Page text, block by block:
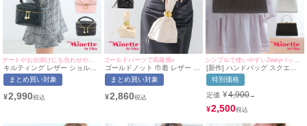
特に、リッチ感のあるデザインや、洗練されたシンプルさで、新人キャバ嬢さ
んからベテランキャバ嬢さんまで、誰でも使いやすく、どんなコーディネート
にもぴったりフィットします。
バッグ選びに迷っている方も、myMinetteの豊富なラインアップから、自分の
スタイルにぴったりのバッグを見つけることができるはずです。
ドレスアップにもデイリーユースにも使えるバッグが豊富に揃っており、おし
ゃれを楽しみながら、日常に華やかさをプラスできます。
これで、あなたのファッションもさらにレベルアップ！
キルティング レザー ショルダ
ー バッグ | myMinette/マイミ
ネット
まとめ買い対象
¥2,990
ゴールドパーツで高級感⭐︎
ゴールドノット 巾着 レザー ハ
ンドバッグ
まとめ買い対象
¥2,860
[新作] ハンドバッグ スクエア
プリーツ ラメ チェーン 2Way
特別価格
定価 ¥4,900→
¥2,500